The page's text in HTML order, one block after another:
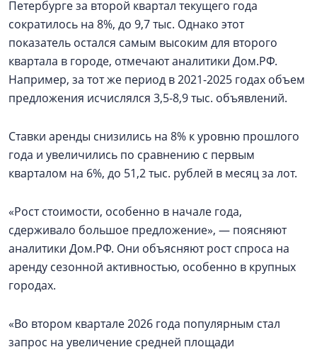
Петербурге за второй квартал текущего года
сократилось на 8%, до 9,7 тыс. Однако этот
показатель остался самым высоким для второго
квартала в городе, отмечают аналитики Дом.РФ.
Например, за тот же период в 2021-2025 годах объем
предложения исчислялся 3,5-8,9 тыс. объявлений.
Ставки аренды снизились на 8% к уровню прошлого
года и увеличились по сравнению с первым
кварталом на 6%, до 51,2 тыс. рублей в месяц за лот.
«Рост стоимости, особенно в начале года,
сдерживало большое предложение», — поясняют
аналитики Дом.РФ. Они объясняют рост спроса на
аренду сезонной активностью, особенно в крупных
городах.
«Во втором квартале 2026 года популярным стал
запрос на увеличение средней площади